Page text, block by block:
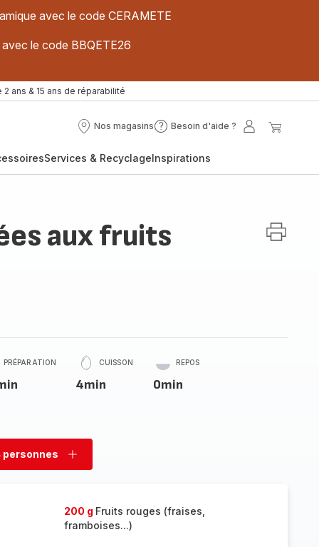
avec le code CERAMETE
le code BBQETE26
2 ans & 15 ans de réparabilité
Nos magasins
Nos
Besoin d'aide ?
Besoin
?
Mon
Services & RecyclageInspirations
aux fruits
PRÉPARATION CUISSON
4min
REPOS
0min
personnes
Ajouter
200 g Fruits rouges (fraises,
framboises...)